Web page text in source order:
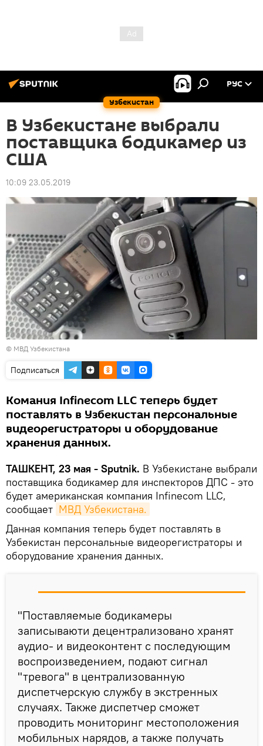
Узбекистан
РУС
В Узбекистане выбрали
поставщика бодикамер из
США
10:09 23.05.2019
© МВД Узбекистана
Подписаться
Комания Infinecom LLC теперь будет
поставлять в Узбекистан персональные
видеорегистраторы и оборудование
хранения данных.
ТАШКЕНТ, 23 мая - Sputnik. В Узбекистане выбрали
поставщика бодикамер для инспекторов ДПС - это
будет американская компания Infinecom LLC,
сообщает МВД Узбекистана.
Данная компания теперь будет поставлять в
Узбекистан персональные видеорегистраторы и
оборудование хранения данных.
"Поставляемые бодикамеры
записываюти децентрализовано хранят
аудио- и видеоконтент с последующим
воспроизведением, подают сигнал
"тревога" в централизованную
диспетчерскую службу в экстренных
случаях. Также диспетчер сможет
проводить мониторинг местоположения
мобильных нарядов, а также получать